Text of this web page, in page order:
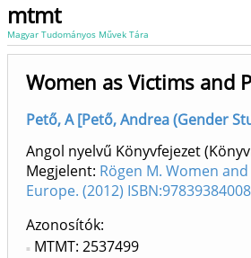
mtmt
Magyar Tudományos Művek Tára
Women as Victims and
Pető, A [Pető, Andrea (Gender
Angol nyelvű Könyvfejezet
Megjelent: Rögen M. Women
Europe. (2012)
Azonosítók
MTMT: 2537499